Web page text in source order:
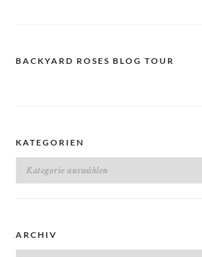
BACKYARD ROSES BLOG TOUR
KATEGORIEN
Kategorien
ARCHIV